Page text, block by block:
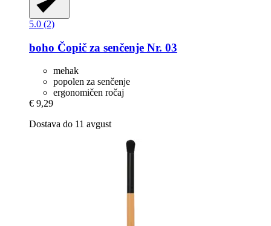
5.0 (2)
boho Čopič za senčenje Nr. 03
mehak
popolen za senčenje
ergonomičen ročaj
€ 9,29
Dostava do 11 avgust